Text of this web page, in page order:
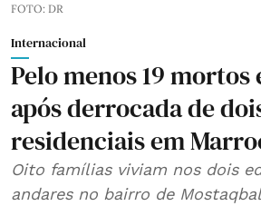
FOTO: DR
Internacional
Pelo menos 19 mortos
após derrocada de
residenciais em
Oito famílias viviam nos dois
andares no bairro de